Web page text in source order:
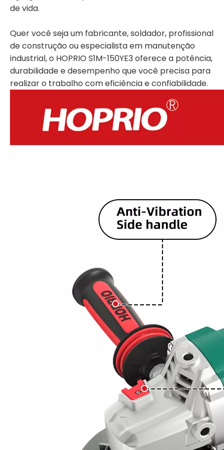
de vida.
Quer você seja um fabricante, soldador, profissional
de construção ou especialista em manutenção
industrial, o HOPRIO S1M-150YE3 oferece a potência,
durabilidade e desempenho que você precisa para
realizar o trabalho com eficiência e confiabilidade.